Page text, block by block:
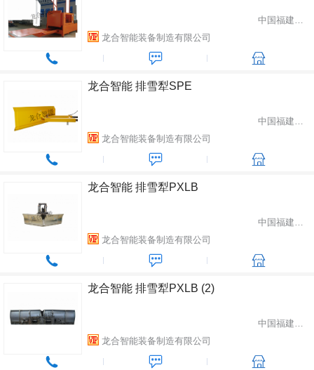
中国福建省龙岩市
龙合智能装备制造有限公司
龙合智能 排雪犁SPE
中国福建省龙岩市
龙合智能装备制造有限公司
龙合智能 排雪犁PXLB
中国福建省龙岩市
龙合智能装备制造有限公司
龙合智能 排雪犁PXLB (2)
中国福建省龙岩市
龙合智能装备制造有限公司